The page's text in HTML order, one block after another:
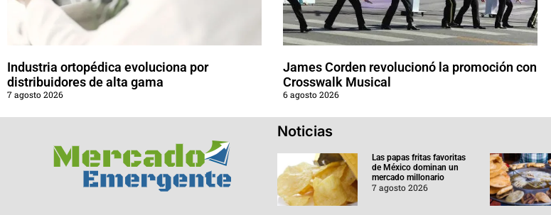
Industria ortopédica evoluciona por
distribuidores de alta gama
7 agosto 2026
James Corden revolucionó la promoción con
Crosswalk Musical
6 agosto 2026
Noticias
Las papas fritas favoritas
de México dominan un
mercado millonario
7 agosto 2026